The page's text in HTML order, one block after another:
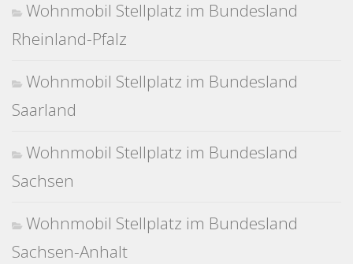
Wohnmobil Stellplatz im Bundesland
Rheinland-Pfalz
Wohnmobil Stellplatz im Bundesland
Saarland
Wohnmobil Stellplatz im Bundesland
Sachsen
Wohnmobil Stellplatz im Bundesland
Sachsen-Anhalt